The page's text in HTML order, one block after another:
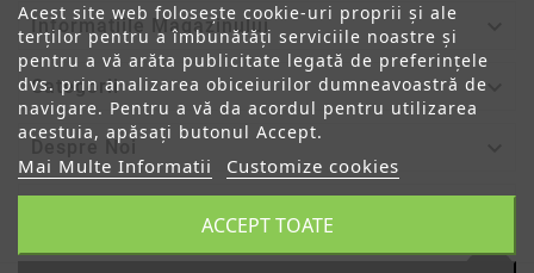
Informatiile Magazinului
Categorii 
Despre Noi
Acest site web folosește cookie-uri proprii și ale
terților pentru a îmbunătăți serviciile noastre și
pentru a vă arăta publicitate legată de preferințele
dvs. prin analizarea obiceiurilor dumneavoastră de
navigare. Pentru a vă da acordul pentru utilizarea
acestuia, apăsați butonul Accept.
Mai Multe Informatii Customize cookies
ACCEPT TOATE